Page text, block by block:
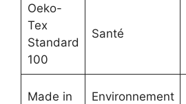
Oeko-
Tex
Standard
100
Santé
Made in
Environnement